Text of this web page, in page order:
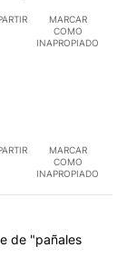
MARCAR
COMO
INAPROPIADO
MARCAR
COMO
INAPROPIADO
de "pañales